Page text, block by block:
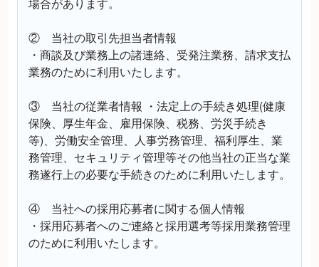
② 当社の取引先担当者情報
・商談及び業務上の諸連絡、受発注業務、請求支払
業務のために利用いたします。
③ 当社の従業者情報 ・法定上の手続き処理(健康
保険、厚生年金、雇用保険、税務、労災手続き
等)、労働安全管理、人事労務管理、福利厚生、業
務管理、セキュリティ管理等その他当社の正当な業
務遂行上の必要な手続きのために利用いたします。
④ 当社への採用応募者に関する個人情報
・採用応募者へのご連絡と採用選考等採用業務管理
のために利用いたします。